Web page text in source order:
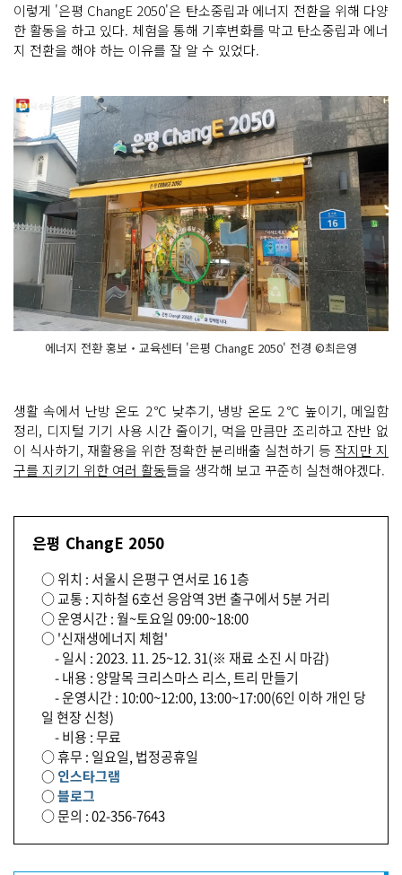
이렇게 '은평 ChangE 2050'은 탄소중립과 에너지 전환을 위해 다양
한 활동을 하고 있다. 체험을 통해 기후변화를 막고 탄소중립과 에너
지 전환을 해야 하는 이유를 잘 알 수 있었다.
에너지 전환 홍보‧교육센터 '은평 ChangE 2050' 전경 ©최은영
생활 속에서 난방 온도 2℃ 낮추기, 냉방 온도 2℃ 높이기, 메일함
정리, 디지털 기기 사용 시간 줄이기, 먹을 만큼만 조리하고 잔반 없
이 식사하기, 재활용을 위한 정확한 분리배출 실천하기 등 작지만 지
구를 지키기 위한 여러 활동들을 생각해 보고 꾸준히 실천해야겠다.
은평 ChangE 2050
○ 위치 : 서울시 은평구 연서로 16 1층
○ 교통 : 지하철 6호선 응암역 3번 출구에서 5분 거리
○ 운영시간 : 월~토요일 09:00~18:00
○ '신재생에너지 체험'
- 일시 : 2023. 11. 25~12. 31(※ 재료 소진 시 마감)
- 내용 : 양말목 크리스마스 리스, 트리 만들기
- 운영시간 : 10:00~12:00, 13:00~17:00(6인 이하 개인 당
일 현장 신청)
- 비용 : 무료
○ 휴무 : 일요일, 법정공휴일
○인스타그램
○블로그
○ 문의 : 02-356-7643